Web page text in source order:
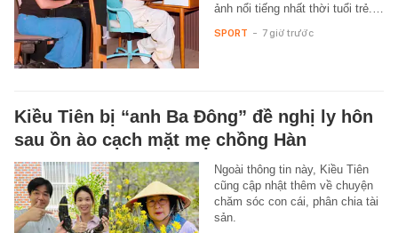
ảnh nổi tiếng nhất thời tuổi trẻ.…
SPORT - 7 giờ trước
Kiều Tiên bị “anh Ba Đông” đề nghị ly hôn
sau ồn ào cạch mặt mẹ chồng Hàn
Ngoài thông tin này, Kiều Tiên
cũng cập nhật thêm về chuyện
chăm sóc con cái, phân chia tài
sản.